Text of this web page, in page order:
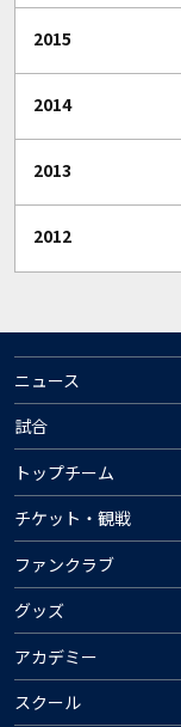
2015
2014
2013
2012
ニュース
試合
トップチーム
チケット・観戦
ファンクラブ
グッズ
アカデミー
スクール